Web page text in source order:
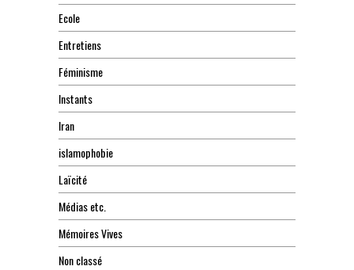
Ecole
Entretiens
Féminisme
Instants
Iran
islamophobie
Laïcité
Médias etc.
Mémoires Vives
Non classé